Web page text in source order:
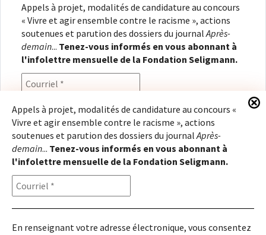
Appels à projet, modalités de candidature au concours
« Vivre et agir ensemble contre le racisme », actions
soutenues et parution des dossiers du journal Après-
demain... Tenez-vous informés en vous abonnant à
l'infolettre mensuelle de la Fondation Seligmann.
En renseignant votre adresse électronique, vous
consentez à recevoir l'infolettre de la Fondation
Seligmann, conformément à notrepolitique de
confidentialité. Il vous sera possible de vous
désabonner à tout moment.
Appels à projet, modalités de candidature au concours «
Vivre et agir ensemble contre le racisme », actions
soutenues et parution des dossiers du journalAprès-
demain... Tenez-vous informés en vous abonnant à
l'infolettre mensuelle de la Fondation Seligmann.
En renseignant votre adresse électronique, vous consentez